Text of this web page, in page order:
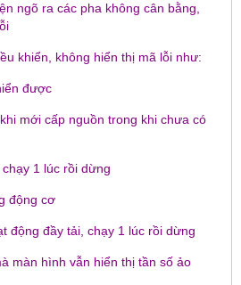
ngõ ra các pha không cân bằng,
khiển, không hiển thị mã lỗi như:
được
mới cấp nguồn trong khi chưa có
1 lúc rồi dừng
động cơ
động đầy tải, chạy 1 lúc rồi dừng
màn hình vẫn hiển thị tần số ảo